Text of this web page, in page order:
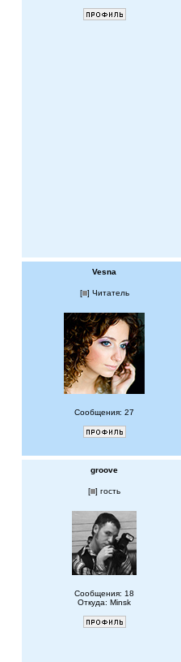
Vesna
[ ] Читатель
Сообщения: 27
groove
[ ] гость
Сообщения: 18
Откуда: Minsk